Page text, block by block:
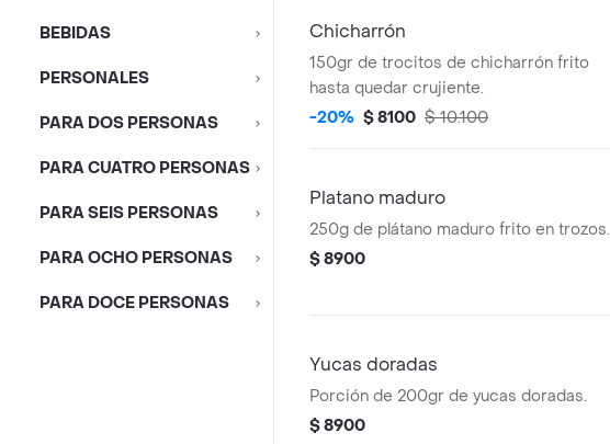
BEBIDAS
PERSONALES
PARA DOS PERSONAS
PARA CUATRO PERSONAS
PARA SEIS PERSONAS
PARA OCHO PERSONAS
PARA DOCE PERSONAS
Chicharrón
150gr de trocitos de chicharrón frito
hasta quedar crujiente.
-20% $ 8100 $ 10.100
Platano maduro
250g de plátano maduro frito en trozos.
$ 8900
Yucas doradas
Porción de 200gr de yucas doradas.
$ 8900